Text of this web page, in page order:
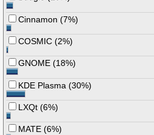
Cinnamon (7%)
COSMIC (2%)
GNOME (18%)
KDE Plasma (30%)
LXQt (6%)
MATE (6%)